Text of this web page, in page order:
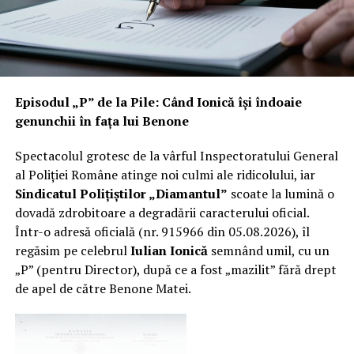
Ce a găsit, potrivit informațiilor obținute de Incisiv de
Prahova?
Unșef de post cu SUV electric, dar cu morală pe
motorină:
– la postul de poliție s-au făcut
racordări ilegale la
curent
–priza instituțieiera folosită, „în familie”, pentru
încărcarea mașinii electrice personalea șefului de
post;
– consumul era decontat, evident, de stat, adică de
cetățeanul prost, că „statul” nu plătește din buzunarul
lui.
Pe românește: șeful de post își băga mașina în priză la
buget, și-a făcut propria „stație de încărcare” la peretele
instituției, iar nota de plată se ducea la contribuabili.
Episodul „P” de la Pile: Când Ionică își îndoaie
genunchii în fața lui Benone
Spectacolul grotesc de la vârful Inspectoratului General
al Poliției Române atinge noi culmi ale ridicolului, iar
Sindicatul Polițiștilor „Diamantul” scoate la lumină o
dovadă zdrobitoare a degradării caracterului oficial.
Într-o adresă oficială (nr. 915966 din 05.08.2026), îl
regăsim pe celebrulIulian Ionicăsemnând umil, cu un
„P” (pentru Director), după ce a fost „mazilit” fără drept
de apel de către Benone Matei.